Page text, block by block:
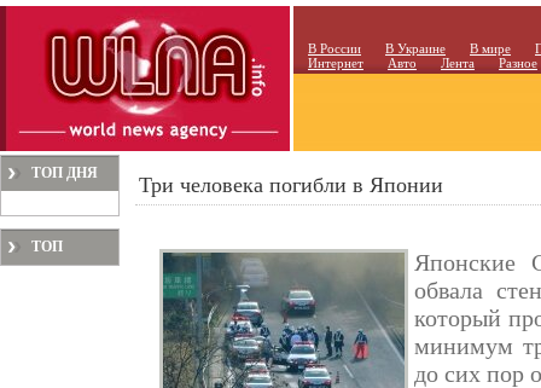
В России В Украине В мире
Интернет
Авто Лента Разное
ТОП ДНЯ
ТОП
Три человека погибли в Японии
Японские
обвала
который
минимум
до сих пор